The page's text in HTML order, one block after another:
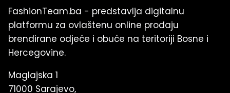
FashionTeam.ba - predstavlja digitalnu
platformu za ovlaštenu online prodaju
brendirane odjeće i obuće na teritoriji Bosne i
Hercegovine.
Maglajska 1
71000 Sarajevo,